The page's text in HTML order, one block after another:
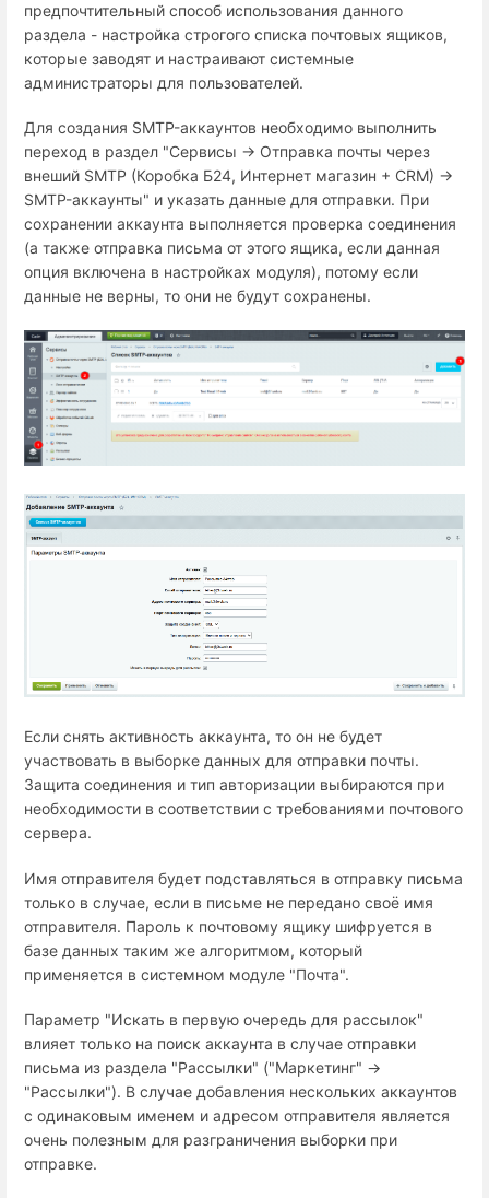
предпочтительный способ использования данного
раздела - настройка строгого списка почтовых ящиков,
которые заводят и настраивают системные
администраторы для пользователей.
Для создания SMTP-аккаунтов необходимо выполнить
переход в раздел "Сервисы → Отправка почты через
внеший SMTP (Коробка Б24, Интернет магазин + СRM) →
SMTP-аккаунты" и указать данные для отправки. При
сохранении аккаунта выполняется проверка соединения
(а также отправка письма от этого ящика, если данная
опция включена в настройках модуля), потому если
данные не верны, то они не будут сохранены.
Если снять активность аккаунта, то он не будет
участвовать в выборке данных для отправки почты.
Защита соединения и тип авторизации выбираются при
необходимости в соответствии с требованиями почтового
сервера.
Имя отправителя будет подставляться в отправку письма
только в случае, если в письме не передано своё имя
отправителя. Пароль к почтовому ящику шифруется в
базе данных таким же алгоритмом, который
применяется в системном модуле "Почта".
Параметр "Искать в первую очередь для рассылок"
влияет только на поиск аккаунта в случае отправки
письма из раздела "Рассылки" ("Маркетинг" →
"Рассылки"). В случае добавления нескольких аккаунтов
с одинаковым именем и адресом отправителя является
очень полезным для разграничения выборки при
отправке.